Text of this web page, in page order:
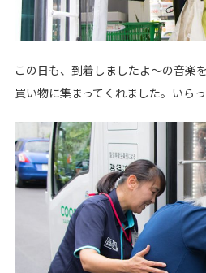
この日も、到着しましたよ～の音楽
買い物に集まってくれました。いら